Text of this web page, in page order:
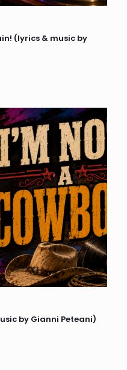
(lyrics & music by
by Gianni Peteani)